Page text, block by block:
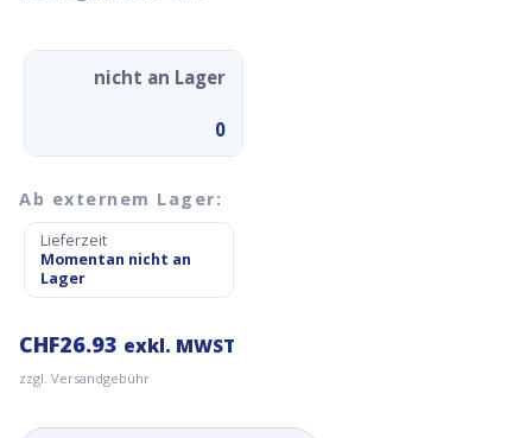
nicht an Lager
0
Ab externem Lager:
Lieferzeit
Momentan nicht an
Lager
CHF26.93 exkl. MWST
zzgl. Versandgebühr